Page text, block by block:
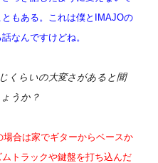
もある。これは僕とIMAJOの
なんですけどね。
くらいの大変さがあると聞
うか？
場合は家でギターからベースか
トラックや鍵盤を打ち込んだ